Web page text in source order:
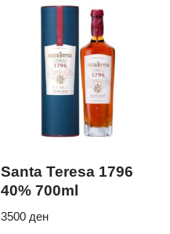
Santa Teresa 1796
40% 700ml
3500ден